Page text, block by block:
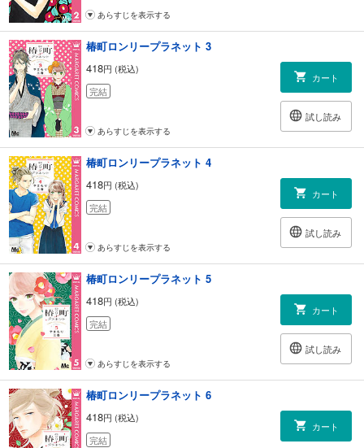
あらすじを表示する
椿町ロンリープラネット 3
418円 (税込)
完結
カート
試し読み
あらすじを表示する
椿町ロンリープラネット 4
418円 (税込)
完結
カート
試し読み
あらすじを表示する
椿町ロンリープラネット 5
418円 (税込)
完結
カート
試し読み
あらすじを表示する
椿町ロンリープラネット 6
418円 (税込)
完結
カート